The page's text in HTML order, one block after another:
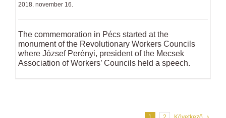
2018. november 16.
The commemoration in Pécs started at the
monument of the Revolutionary Workers Councils
where József Perényi, president of the Mecsek
Association of Workers’ Councils held a speech.